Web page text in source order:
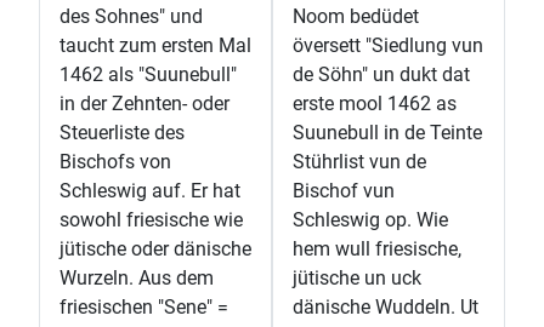
des Sohnes" und
taucht zum ersten Mal
1462 als "Suunebull"
in der Zehnten- oder
Steuerliste des
Bischofs von
Schleswig auf. Er hat
sowohl friesische wie
jütische oder dänische
Wurzeln. Aus dem
friesischen "Sene" =
Noom bedüdet
översett "Siedlung vun
de Söhn" un dukt dat
erste mool 1462 as
Suunebull in de Teinte
Stührlist vun de
Bischof vun
Schleswig op. Wie
hem wull friesische,
jütische un uck
dänische Wuddeln. Ut